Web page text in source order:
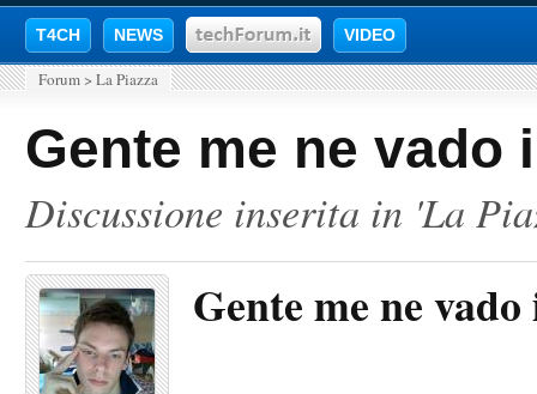
T4CH NEWS VIDEO
Forum > La Piazza
Gente me ne vado
Discussione inserita in 'La
Gente me ne